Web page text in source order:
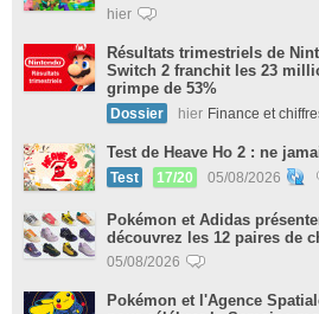
hier
Résultats trimestriels de
Switch 2 franchit les 23
grimpe de 53%
Dossier hier Finance et
Test de Heave Ho 2 : ne
Test 17/20 05/08/2026
Pokémon et Adidas
découvrez les 12 paires de
05/08/2026
Pokémon et l'Agence